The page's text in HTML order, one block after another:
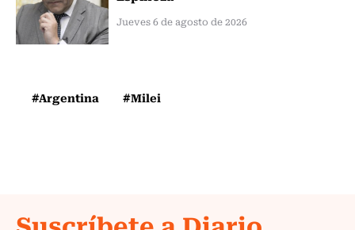
Jueves 6 de agosto de 2026
#Argentina #Milei